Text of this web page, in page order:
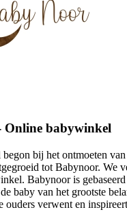
Online babywinkel
bij het ontmoeten
tot Babynoor. We
Babynoor is
baby van het grootste
ouders verwent en inspireert